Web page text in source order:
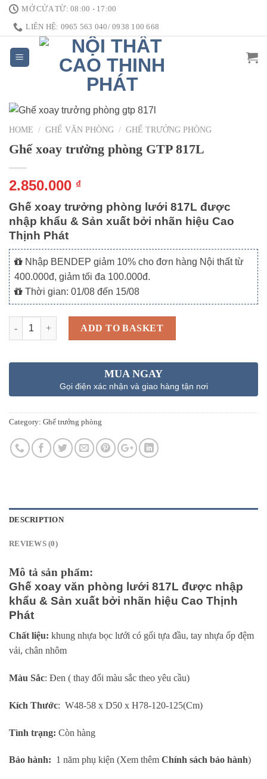
Skip
content
MỞ CỬA TỪ: 08:00 - 17:00
LIÊN HỆ: 0965 563 040/ 0938 100 668
HOME / GHẾ VĂN PHÒNG / GHẾ TRƯỞNG PHÒNG
Ghế xoay trưởng phòng GTP 817L
2.850.000 ₫
Ghế xoay trưởng phòng lưới 817L được
nhập khẩu & Sản xuất bởi nhãn hiệu Cao
Thịnh Phát
Nhập BENDEP giảm 10% cho đơn hàng Nội thất từ
400.000đ, giảm tối đa 100.000đ.
Thời gian: 01/08 đến 15/08
Quantity
ADD TO BASKET
MUA NGAY
Gọi điện xác nhận và giao hàng tận nơi
Category: Ghế trưởng phòng
DESCRIPTION
REVIEWS (0)
Mô tả sản phẩm:
Ghế xoay văn phòng lưới 817L được nhập
khẩu & Sản xuất bởi nhãn hiệu Cao Thịnh
Phát
Chất liệu: khung nhựa bọc lưới có gối tựa đầu, tay nhựa ốp đệm
vải, chân nhôm
Màu Sắc: Đen ( thay đổi màu sắc theo yêu cầu)
Kích Thước: W48-58 x D50 x H78-120-125(Cm)
Tình trạng: Còn hàng
Bảo hành: 1 năm phụ kiện (Xem thêm Chính sách bảo hành)